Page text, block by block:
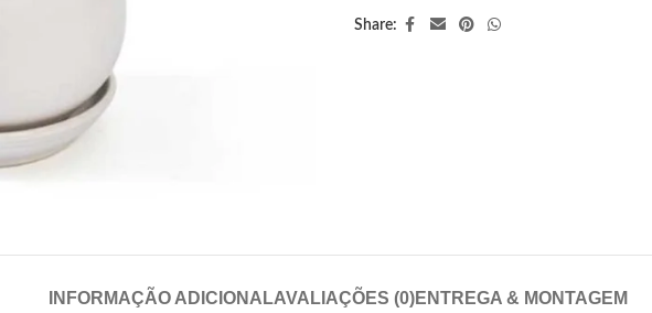
Share:
INFORMAÇÃO ADICIONALAVALIAÇÕES (0)ENTREGA & MONTAGEM